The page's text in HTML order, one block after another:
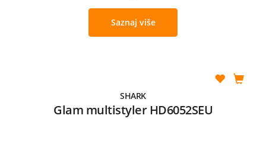
Saznaj više
SHARK
Glam multistyler HD6052SEU